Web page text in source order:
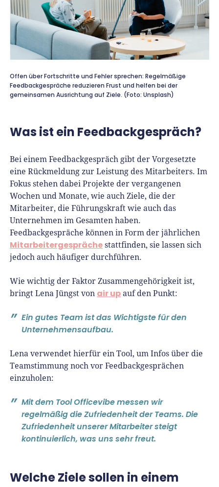
Weitere Tools & Vorlagen
Vergleiche
Steuerberatung
Software
Deals
Offen über Fortschritte und Fehler sprechen: Regelmäßige
Feedbackgespräche reduzieren Frust und helfen bei der
gemeinsamen Ausrichtung auf Ziele. (Foto: Unsplash)
Was ist ein Feedbackgespräch?
Bei einem Feedbackgespräch gibt der Vorgesetzte
eine Rückmeldung zur Leistung des Mitarbeiters. Im
Fokus stehen dabei Projekte der vergangenen
Wochen und Monate, wie auch Ziele, die der
Mitarbeiter, die Führungskraft wie auch das
Unternehmen im Gesamten haben.
Feedbackgespräche können in Form der jährlichen
Mitarbeitergespräche stattfinden, sie lassen sich
jedoch auch häufiger durchführen.
Wie wichtig der Faktor Zusammengehörigkeit ist,
bringt Lena Jüngst von air up auf den Punkt:
Ein gutes Team ist das Wichtigste für den
Unternehmensaufbau.
Lena verwendet hierfür ein Tool, um Infos über die
Teamstimmung noch vor Feedbackgesprächen
einzuholen:
Mit dem Tool Officevibe messen wir
regelmäßig die Zufriedenheit der Teams. Die
Zufriedenheit unserer Mitarbeiter steigt
kontinuierlich, was uns sehr freut.
Welche Ziele sollen in einem